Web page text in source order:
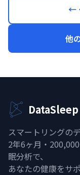
←
他
DataSleep
スマートリングの
2年6ヶ月・
眠分析で、
あなたの健康をサ